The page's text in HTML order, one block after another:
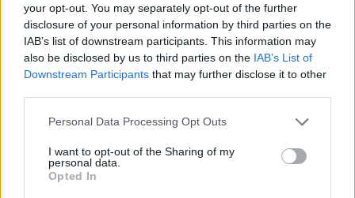
your opt-out. You may separately opt-out of the further
disclosure of your personal information by third parties on the
IAB’s list of downstream participants. This information may
also be disclosed by us to third parties on the IAB’s List of
Downstream Participants that may further disclose it to other
Personal Data Processing Opt Outs
I want to opt-out of the Sharing of my
personal data.
Opted In
Szerzői jogok
Adatvédelmi tájékoztató
Cookie-kezelési tájékoztató
Hozzászólási szabályzat
Nyomtatott lapjaink archívuma
Székely Hírmondó archívuma